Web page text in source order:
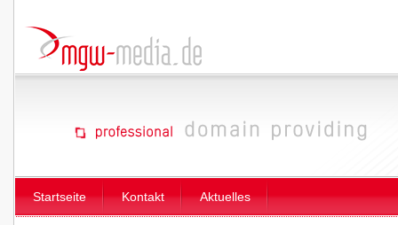
Startseite Kontakt Aktuelles